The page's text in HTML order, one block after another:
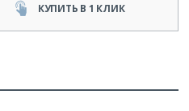
КУПИТЬ В 1 КЛИК